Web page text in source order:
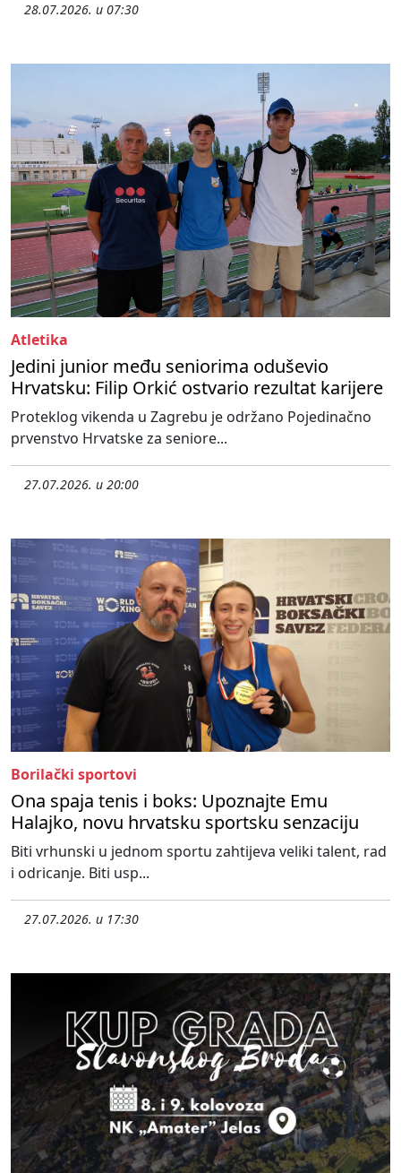
28.07.2026. u 07:30
Atletika
Jedini junior među seniorima oduševio
Hrvatsku: Filip Orkić ostvario rezultat karijere
Proteklog vikenda u Zagrebu je održano Pojedinačno
prvenstvo Hrvatske za seniore...
27.07.2026. u 20:00
Borilački sportovi
Ona spaja tenis i boks: Upoznajte Emu
Halajko, novu hrvatsku sportsku senzaciju
Biti vrhunski u jednom sportu zahtijeva veliki talent, rad
i odricanje. Biti usp...
27.07.2026. u 17:30